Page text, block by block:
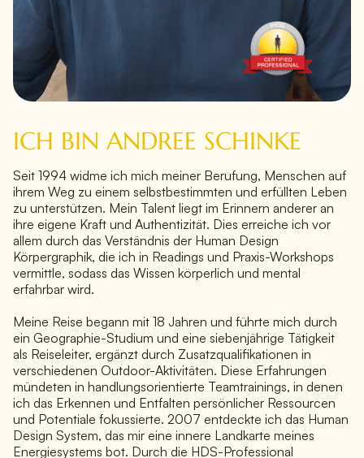
ICH BIN ANDREE SCHINKE
Seit 1994 widme ich mich meiner Berufung, Menschen auf
ihrem Weg zu einem selbstbestimmten und erfüllten Leben
zu unterstützen. Mein Talent liegt im Erinnern anderer an
ihre eigene Kraft und Authentizität. Dies erreiche ich vor
allem durch das Verständnis der Human Design
Körpergraphik, die ich in Readings und Praxis-Workshops
vermittle, sodass das Wissen körperlich und mental
erfahrbar wird.
Meine Reise begann mit 18 Jahren und führte mich durch
ein Geographie-Studium und eine siebenjährige Tätigkeit
als Reiseleiter, ergänzt durch Zusatzqualifikationen in
verschiedenen Outdoor-Aktivitäten. Diese Erfahrungen
mündeten in handlungsorientierte Teamtrainings, in denen
ich das Erkennen und Entfalten persönlicher Ressourcen
und Potentiale fokussierte. 2007 entdeckte ich das Human
Design System, das mir eine innere Landkarte meines
Energiesystems bot. Durch die HDS-Professional